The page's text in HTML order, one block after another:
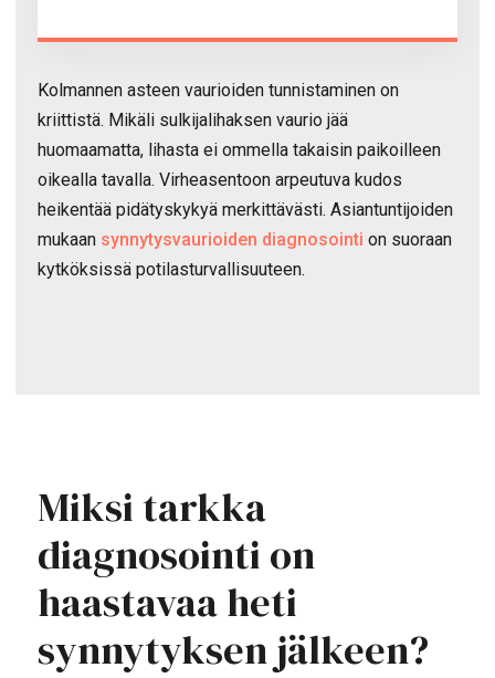
Kolmannen asteen vaurioiden tunnistaminen on
kriittistä. Mikäli sulkijalihaksen vaurio jää
huomaamatta, lihasta ei ommella takaisin paikoilleen
oikealla tavalla. Virheasentoon arpeutuva kudos
heikentää pidätyskykyä merkittävästi. Asiantuntijoiden
mukaan synnytysvaurioiden diagnosointi on suoraan
kytköksissä potilasturvallisuuteen.
Miksi tarkka
diagnosointi on
haastavaa heti
synnytyksen jälkeen?